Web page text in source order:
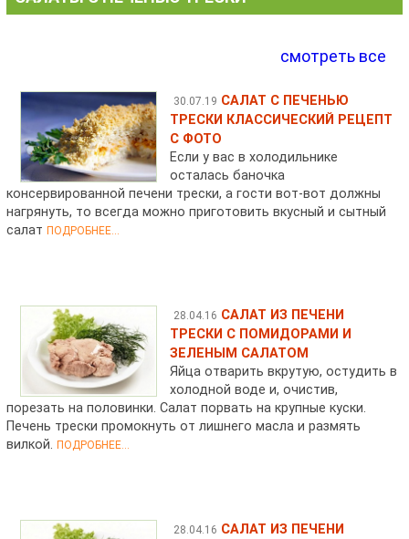
смотреть все
30.07.19 САЛАТ С ПЕЧЕНЬЮ
ТРЕСКИ КЛАССИЧЕСКИЙ РЕЦЕПТ
С ФОТО
Если у вас в холодильнике
осталась баночка
консервированной печени трески, а гости вот-вот должны
нагрянуть, то всегда можно приготовить вкусный и сытный
салатПОДРОБНЕЕ...
28.04.16 САЛАТ ИЗ ПЕЧЕНИ
ТРЕСКИ С ПОМИДОРАМИ И
ЗЕЛЕНЫМ САЛАТОМ
Яйца отварить вкрутую, остудить в
холодной воде и, очистив,
порезать на половинки. Салат порвать на крупные куски.
Печень трески промокнуть от лишнего масла и размять
вилкой.ПОДРОБНЕЕ...
28.04.16 САЛАТ ИЗ ПЕЧЕНИ